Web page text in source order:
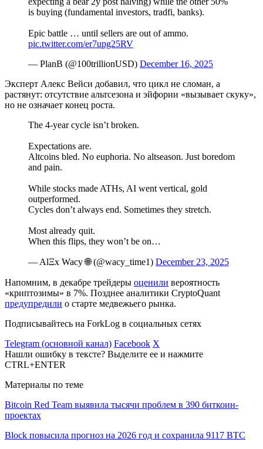
is buying (fundamental investors, tradfi, banks).
Epic battle … until sellers are out of ammo.
pic.twitter.com/er7upg25RV
— PlanB (@100trillionUSD) December 16, 2025
Эксперт Алекс Вейси добавил, что цикл не сломан, а
растянут: отсутствие альтсезона и эйфории «вызывает скуку»,
но не означает конец роста.
The 4-year cycle isn’t broken.
Expectations are.
Altcoins bled. No euphoria. No altseason. Just boredom
and pain.
While stocks made ATHs, AI went vertical, gold
outperformed.
Cycles don’t always end. Sometimes they stretch.
Most already quit.
When this flips, they won’t be on…
— AlΞx Wacy 🌐 (@wacy_time1) December 23, 2025
Напомним, в декабре трейдеры оценили вероятность
«криптозимы» в 7%. Позднее аналитики CryptoQuant
предупредили о старте медвежьего рынка.
Подписывайтесь на ForkLog в социальных сетях
Telegram (основной канал) Facebook X
Нашли ошибку в тексте? Выделите ее и нажмите
CTRL+ENTER
Материалы по теме
Bitcoin Red Team выявила тысячи проблем в 390 биткоин-
проектах
Block повысила прогноз на 2026 год и сохранила 9117 BTC